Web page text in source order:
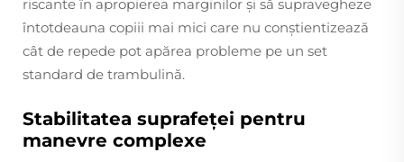
riscante în apropierea marginilor și să supravegheze
întotdeauna copiii mai mici care nu conștientizează
cât de repede pot apărea probleme pe un set
standard de trambulină.
Stabilitatea suprafeței pentru
manevre complexe